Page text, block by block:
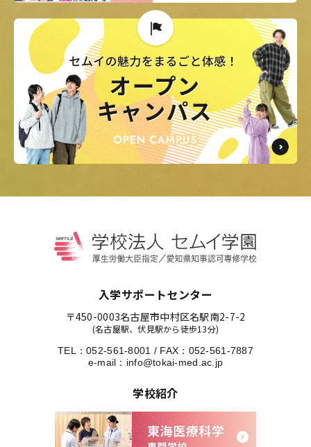
入学サポートセンター
〒450-0003名古屋市中村区名駅南2-7-2
(名古屋駅、伏見駅から徒歩13分)
TEL：052-561-8001 / FAX：052-561-7887
e-mail： info@tokai-med.ac.jp
学校紹介